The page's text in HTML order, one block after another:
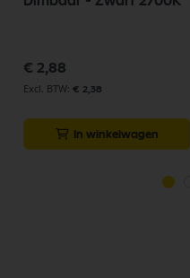
€ 2,88
€ 2,38
In winkelwagen